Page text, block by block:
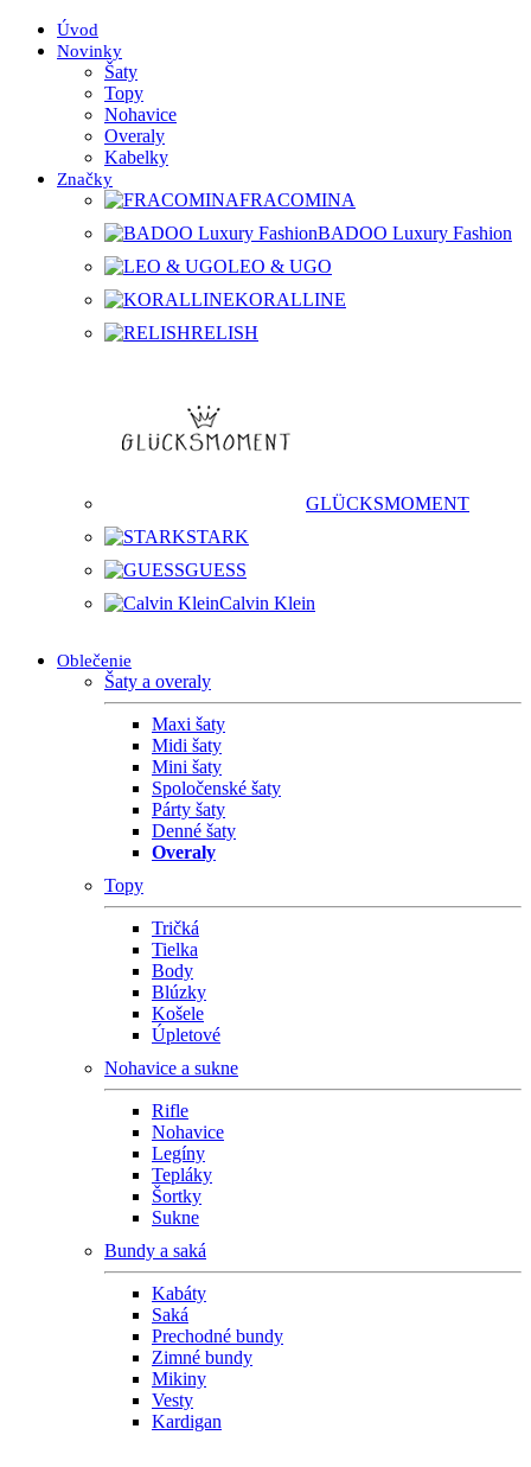
Úvod
Novinky
Šaty
Topy
Nohavice
Overaly
Kabelky
Značky
FRACOMINA
BADOO Luxury Fashion
LEO & UGO
KORALLINE
RELISH
GLÜCKSMOMENT
STARK
GUESS
Calvin Klein
Oblečenie
Šaty a overaly
Maxi šaty
Midi šaty
Mini šaty
Spoločenské šaty
Párty šaty
Denné šaty
Overaly
Topy
Tričká
Tielka
Body
Blúzky
Košele
Úpletové
Nohavice a sukne
Rifle
Nohavice
Legíny
Tepláky
Šortky
Sukne
Bundy a saká
Kabáty
Saká
Prechodné bundy
Zimné bundy
Mikiny
Vesty
Kardigan